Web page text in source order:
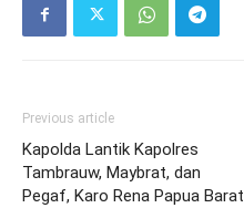
Previous article
Kapolda Lantik Kapolres
Tambrauw, Maybrat, dan
Pegaf, Karo Rena Papua Barat